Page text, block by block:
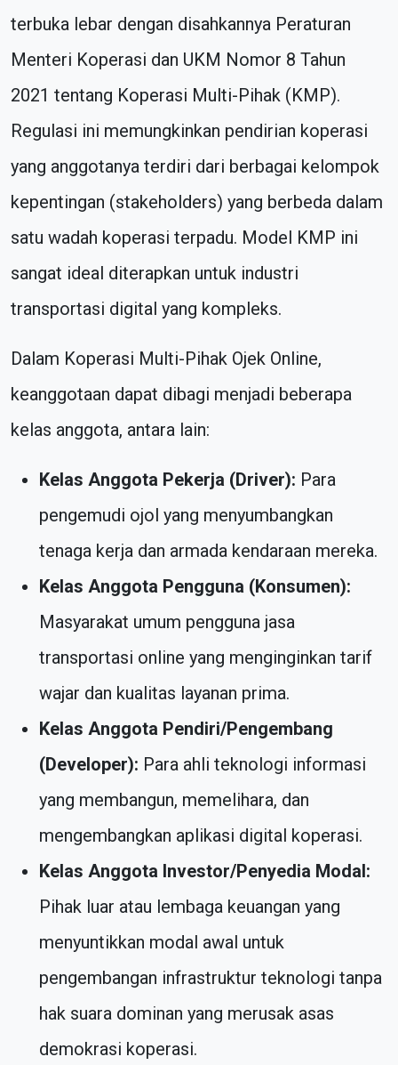
terbuka lebar dengan disahkannya Peraturan
Menteri Koperasi dan UKM Nomor 8 Tahun
2021 tentang Koperasi Multi-Pihak (KMP).
Regulasi ini memungkinkan pendirian koperasi
yang anggotanya terdiri dari berbagai kelompok
kepentingan (stakeholders) yang berbeda dalam
satu wadah koperasi terpadu. Model KMP ini
sangat ideal diterapkan untuk industri
transportasi digital yang kompleks.
Dalam Koperasi Multi-Pihak Ojek Online,
keanggotaan dapat dibagi menjadi beberapa
kelas anggota, antara lain:
Kelas Anggota Pekerja (Driver): Para
pengemudi ojol yang menyumbangkan
tenaga kerja dan armada kendaraan mereka.
Kelas Anggota Pengguna (Konsumen):
Masyarakat umum pengguna jasa
transportasi online yang menginginkan tarif
wajar dan kualitas layanan prima.
Kelas Anggota Pendiri/Pengembang
(Developer): Para ahli teknologi informasi
yang membangun, memelihara, dan
mengembangkan aplikasi digital koperasi.
Kelas Anggota Investor/Penyedia Modal:
Pihak luar atau lembaga keuangan yang
menyuntikkan modal awal untuk
pengembangan infrastruktur teknologi tanpa
hak suara dominan yang merusak asas
demokrasi koperasi.